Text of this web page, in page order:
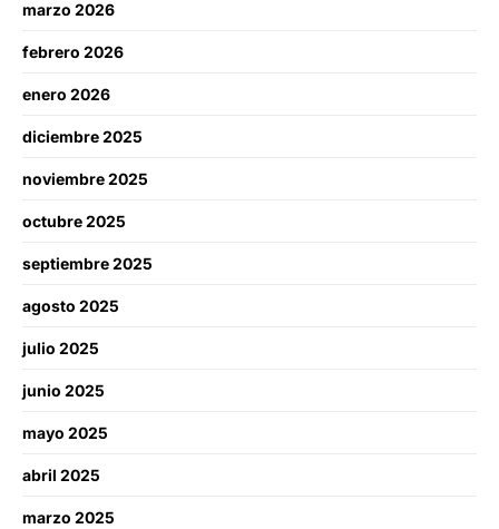
marzo 2026
febrero 2026
enero 2026
diciembre 2025
noviembre 2025
octubre 2025
septiembre 2025
agosto 2025
julio 2025
junio 2025
mayo 2025
abril 2025
marzo 2025